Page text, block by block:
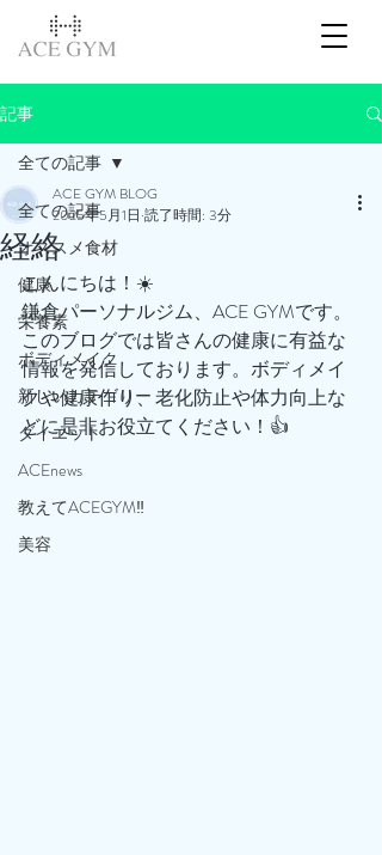
記事
全ての記事
オススメ食材
健康
栄養素
ボディメイク
新しいカテゴリー
ダイエット
ACEnews
教えてACEGYM‼️
美容
全ての記事
経絡
ACE GYM BLOG
2025年5月1日 読了時間: 3分
こんにちは！☀️
鎌倉パーソナルジム、ACE GYMです。
このブログでは皆さんの健康に有益な
情報を発信しております。ボディメイ
クや健康作り、老化防止や体力向上な
どに是非お役立てください！👍